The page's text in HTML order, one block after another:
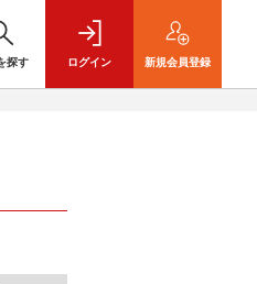
探す ログイン 新規会員登録